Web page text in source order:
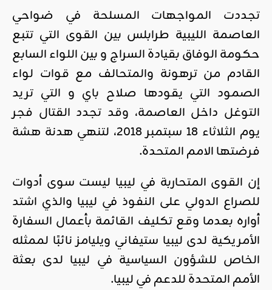
تجددت المواجهات المسلحة في ضواحي
العاصمة الليبية طرابلس بين القوى التي تتبع
حكومة الوفاق بقيادة السراج و بين اللواء السابع
القادم من ترهونة والمتحالف مع قوات لواء
الصمود التي يقودها صلاح باي و التي تريد
التوغل داخل العاصمة، وقد تجدد القتال فجر
يوم الثلاثاء 18 سبتمبر 2018، لتنهي هدنة هشة
فرضتها الامم المتحدة.
إن القوى المتحاربة في ليبيا ليست سوى أدوات
للصراع الدولي على النفوذ في ليبيا والذي اشتد
أواره بعدما وقع تكليف القائمة بأعمال السفارة
الأمريكية لدى ليبيا ستيفاني ويليامز نائبًا لممثله
الخاص للشؤون السياسية في ليبيا لدى بعثة
الأمم المتحدة للدعم في ليبيا.